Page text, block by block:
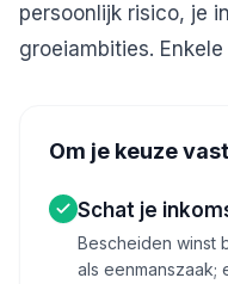
persoonlijk risico, je
groeiambities.
Om je keuze
Schat je
Bescheiden winst
als